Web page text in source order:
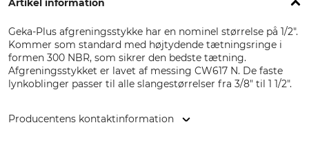
Artikel information
Geka-Plus afgreningsstykke har en nominel størrelse på 1/2".
Kommer som standard med højtydende tætningsringe i
formen 300 NBR, som sikrer den bedste tætning.
Afgreningsstykket er lavet af messing CW617 N. De faste
lynkoblinger passer til alle slangestørrelser fra 3/8" til 1 1/2".
Producentens kontaktinformation